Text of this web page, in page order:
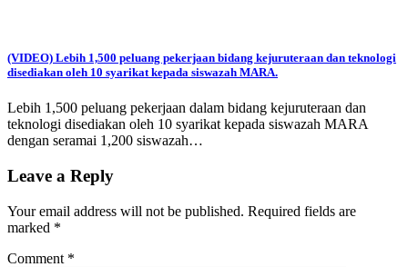
(VIDEO) Lebih 1,500 peluang pekerjaan bidang kejuruteraan dan teknologi
disediakan oleh 10 syarikat kepada siswazah MARA.
Lebih 1,500 peluang pekerjaan dalam bidang kejuruteraan dan
teknologi disediakan oleh 10 syarikat kepada siswazah MARA
dengan seramai 1,200 siswazah…
Leave a Reply
Your email address will not be published. Required fields are
marked *
Comment *